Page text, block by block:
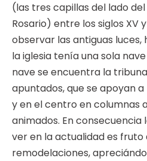
(las tres capillas del lado
Rosario) entre los siglos XV
observar las antiguas luces,
la iglesia tenía una sola
nave se encuentra la
apuntados, que se apoyan
y en el centro en columnas
animados. En consecuencia
ver en la actualidad es fruto
remodelaciones,